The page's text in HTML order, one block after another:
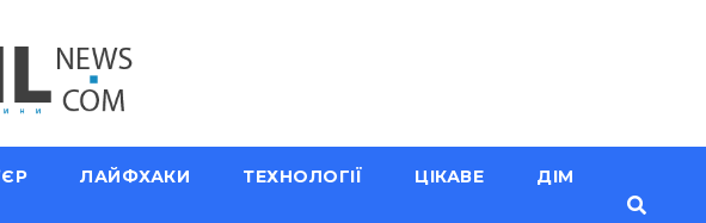
ЛАЙФХАКИ ТЕХНОЛОГІЇ ЦІКАВЕ ДІМ